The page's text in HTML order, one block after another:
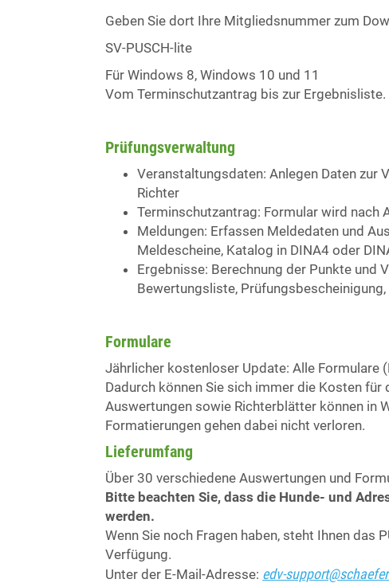
Geben Sie dort Ihre Mitgliedsnummer zum
SV-PUSCH-lite
Für Windows 8, Windows 10 und 11
Vom Terminschutzantrag bis zur Ergebnisliste.
Prüfungsverwaltung
Veranstaltungsdaten: Anlegen Daten zur
Richter
Terminschutzantrag: Formular wird nach
Meldungen: Erfassen Meldedaten und
Meldescheine, Katalog in DINA4 oder
Ergebnisse: Berechnung der Punkte und
Bewertungsliste,
Formulare
Jährlicher kostenloser Update: Alle Formulare
Dadurch können Sie sich immer die Kosten
Auswertungen sowie Richterblätter können in
Formatierungen gehen dabei nicht verloren.
Lieferumfang
Über 30 verschiedene Auswertungen und
Bitte beachten Sie, dass die Hunde- und
werden.
Wenn Sie noch Fragen haben, steht Ihnen das
Verfügung.
Unter der E-Mail-Adresse: edv-support@